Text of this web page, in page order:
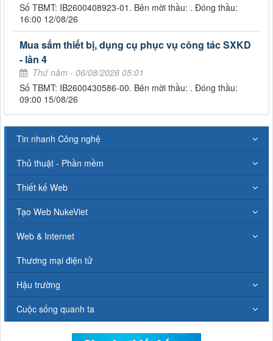
Số TBMT: IB2600408923-01. Bên mời thầu: . Đóng thầu:
16:00 12/08/26
Mua sắm thiết bị, dụng cụ phục vụ công tác SXKD
- lần 4
Thứ năm - 06/08/2026 05:01
Số TBMT: IB2600430586-00. Bên mời thầu: . Đóng thầu:
09:00 15/08/26
Tin nhanh Công nghệ
Thủ thuật - Phần mềm
Thiết kế Web
Tạo Web NukeViet
Web & Internet
Thương mại điện tử
Hậu trường
Cuộc sống quanh ta